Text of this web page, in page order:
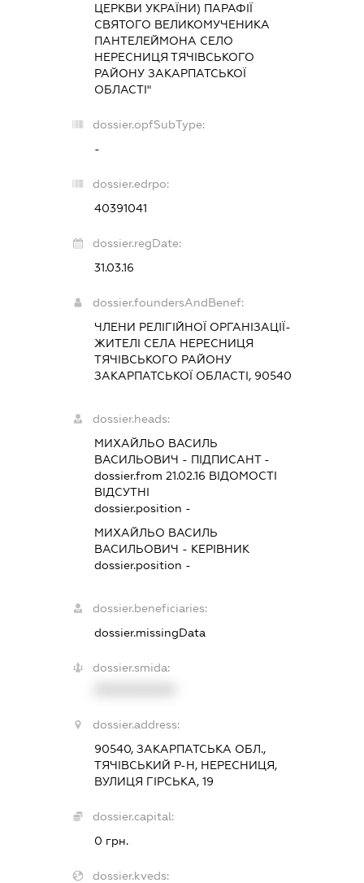
ЦЕРКВИ УКРАЇНИ) ПАРАФІЇ
СВЯТОГО ВЕЛИКОМУЧЕНИКА
ПАНТЕЛЕЙМОНА СЕЛО
НЕРЕСНИЦЯ ТЯЧІВСЬКОГО
РАЙОНУ ЗАКАРПАТСЬКОЇ
ОБЛАСТІ"
dossier.opfSubType:
-
dossier.edrpo:
40391041
dossier.regDate:
31.03.16
dossier.foundersAndBenef:
ЧЛЕНИ РЕЛІГІЙНОЇ ОРГАНІЗАЦІЇ-
ЖИТЕЛІ СЕЛА НЕРЕСНИЦЯ
ТЯЧІВСЬКОГО РАЙОНУ
ЗАКАРПАТСЬКОЇ ОБЛАСТІ, 90540
dossier.heads:
МИХАЙЛЬО ВАСИЛЬ
ВАСИЛЬОВИЧ - ПІДПИСАНТ-
dossier.from 21.02.16 ВІДОМОСТІ
ВІДСУТНІ
dossier.position -
МИХАЙЛЬО ВАСИЛЬ
ВАСИЛЬОВИЧ - КЕРІВНИК
dossier.position -
dossier.beneficiaries:
dossier.missingData
dossier.smida:
dossier.address:
90540, ЗАКАРПАТСЬКА ОБЛ.,
ТЯЧІВСЬКИЙ Р-Н, НЕРЕСНИЦЯ,
ВУЛИЦЯ ГІРСЬКА, 19
dossier.capital:
0 грн.
dossier.kveds: